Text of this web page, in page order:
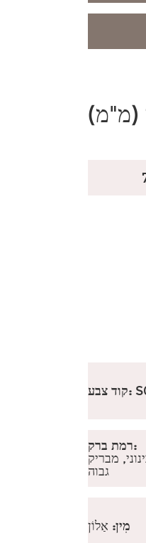
(מ"מ)
קוד צבע:
רמת ברק:
מבריק
גבוה
מִין: אַלוֹן